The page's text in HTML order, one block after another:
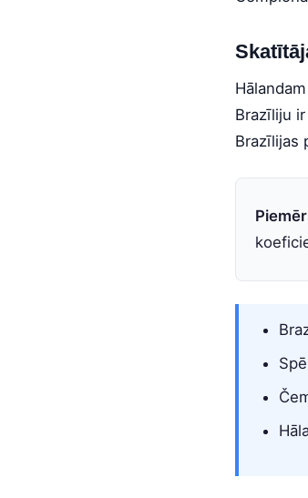
Brazīliju
Brazīlijas